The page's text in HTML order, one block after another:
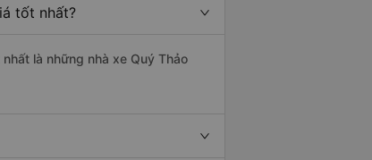
tốt nhất?
là những nhà xe Quý Thảo